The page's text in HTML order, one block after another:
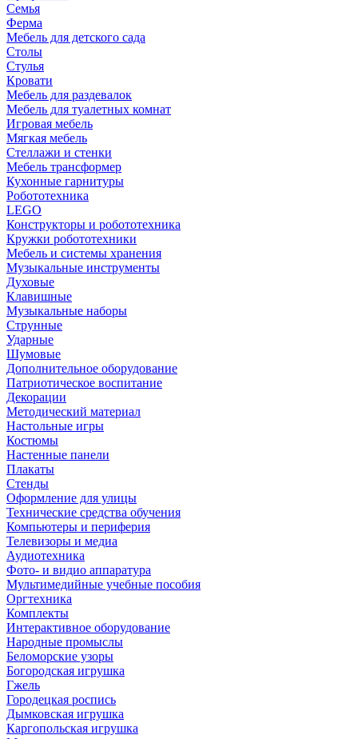
Семья
Ферма
Мебель для детского сада
Столы
Cтулья
Кровати
Мебель для раздевалок
Мебель для туалетных комнат
Игровая мебель
Мягкая мебель
Стеллажи и стенки
Мебель трансформер
Кухонные гарнитуры
Робототехника
LEGO
Конструкторы и робототехника
Кружки робототехники
Мебель и системы хранения
Музыкальные инструменты
Духовые
Клавишные
Музыкальные наборы
Струнные
Ударные
Шумовые
Дополнительное оборудование
Патриотическое воспитание
Декорации
Методический материал
Настольные игры
Костюмы
Настенные панели
Плакаты
Стенды
Оформление для улицы
Технические средства обучения
Компьютеры и периферия
Телевизоры и медиа
Аудиотехника
Фото- и видио аппаратура
Мультимедийные учебные пособия
Оргтехника
Комплекты
Интерактивное оборудование
Народные промыслы
Беломорские узоры
Богородская игрушка
Гжель
Городецкая роспись
Дымковская игрушка
Каргопольская игрушка